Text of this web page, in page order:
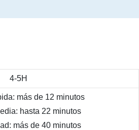
4-5H
más de 12 minutos
hasta 22 minutos
más de 40 minutos